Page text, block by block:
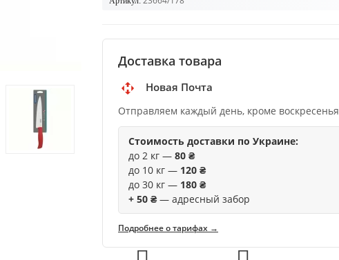
Доставка товара
Новая Почта
Отправляем каждый день, кроме воскресенья
Стоимость доставки по Украине:
до 2 кг — 80 ₴
до 10 кг — 120 ₴
до 30 кг — 180 ₴
+ 50 ₴ — адресный забор
Подробнее о тарифах →